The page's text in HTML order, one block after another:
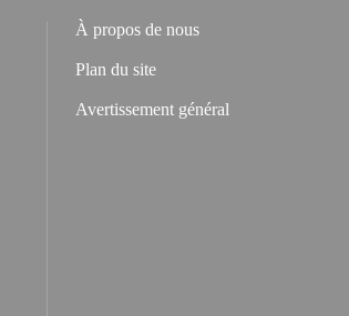
À propos de nous
Plan du site
Avertissement général